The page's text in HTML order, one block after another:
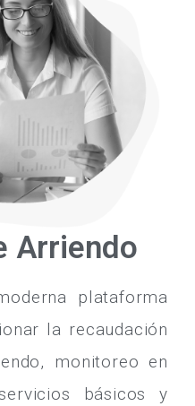
Arriendo
plataforma
la recaudación
monitoreo en
básicos y